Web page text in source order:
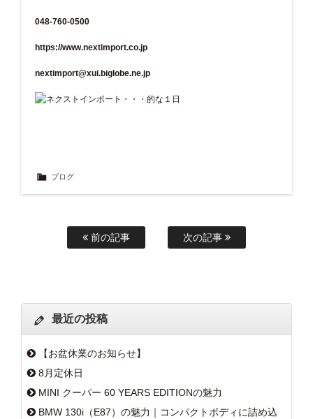
048-760-0500
https://www.nextimport.co.jp
nextimport@xui.biglobe.ne.jp
ブログ
前の記事 次の記事
最近の投稿
【お盆休業のお知らせ】
8月定休日
MINI クーパー 60 YEARS EDITIONの魅力
BMW 130i（E87）の魅力｜コンパクトボディに詰め込